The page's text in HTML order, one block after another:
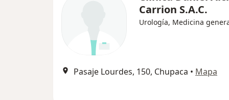
Carrion S.A.C.
Urología, Medicina
Pasaje Lourdes, 150, Chupaca • Mapa